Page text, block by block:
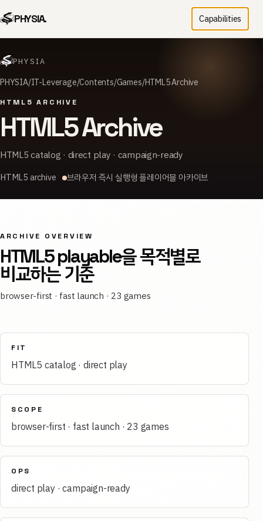
PHYSIA. Capabilities
PHYSIA
PHYSIA IT-Leverage Contents Games HTML5 Archive
HTML5 ARCHIVE
HTML5 Archive
HTML5 catalog · direct play · campaign-ready
HTML5 archive 브라우저 즉시 실행형 플레이어블 아카이브
ARCHIVE OVERVIEW
HTML5 playable을 목적별로
비교하는 기준
browser-first · fast launch · 23 games
FIT
HTML5 catalog · direct play
SCOPE
browser-first · fast launch · 23 games
OPS
direct play · campaign-ready